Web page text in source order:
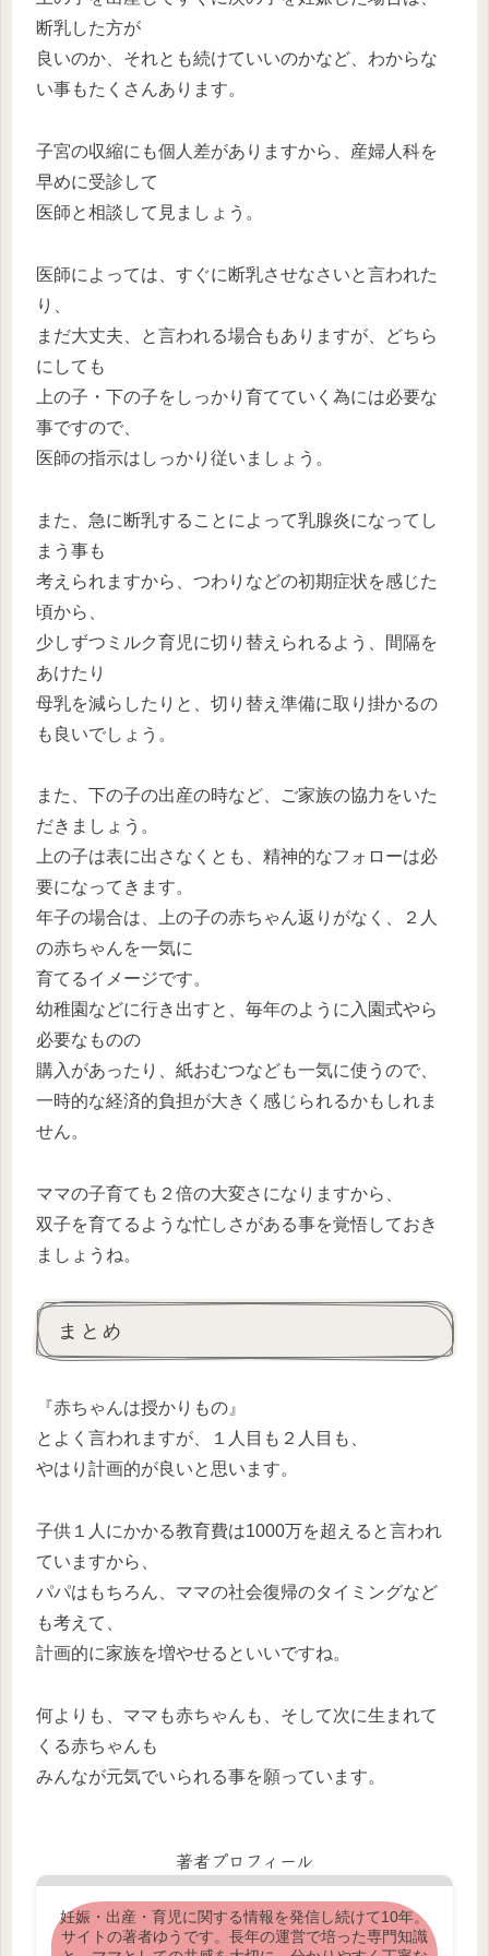
断乳した方が
良いのか、それとも続けていいのかなど、わからな
い事もたくさんあります。
子宮の収縮にも個人差がありますから、産婦人科を
早めに受診して
医師と相談して見ましょう。
医師によっては、すぐに断乳させなさいと言われた
り、
まだ大丈夫、と言われる場合もありますが、どちら
にしても
上の子・下の子をしっかり育てていく為には必要な
事ですので、
医師の指示はしっかり従いましょう。
また、急に断乳することによって乳腺炎になってし
まう事も
考えられますから、つわりなどの初期症状を感じた
頃から、
少しずつミルク育児に切り替えられるよう、間隔を
あけたり
母乳を減らしたりと、切り替え準備に取り掛かるの
も良いでしょう。
また、下の子の出産の時など、ご家族の協力をいた
だきましょう。
上の子は表に出さなくとも、精神的なフォローは必
要になってきます。
年子の場合は、上の子の赤ちゃん返りがなく、２人
の赤ちゃんを一気に
育てるイメージです。
幼稚園などに行き出すと、毎年のように入園式やら
必要なものの
購入があったり、紙おむつなども一気に使うので、
一時的な経済的負担が大きく感じられるかもしれま
せん。
ママの子育ても２倍の大変さになりますから、
双子を育てるような忙しさがある事を覚悟しておき
ましょうね。
まとめ
『赤ちゃんは授かりもの』
とよく言われますが、１人目も２人目も、
やはり計画的が良いと思います。
子供１人にかかる教育費は1000万を超えると言われ
ていますから、
パパはもちろん、ママの社会復帰のタイミングなど
も考えて、
計画的に家族を増やせるといいですね。
何よりも、ママも赤ちゃんも、そして次に生まれて
くる赤ちゃんも
みんなが元気でいられる事を願っています。
著者プロフィール
妊娠・出産・育児に関する情報を発信し続けて10年。
サイトの著者ゆうです。長年の運営で培った専門知識